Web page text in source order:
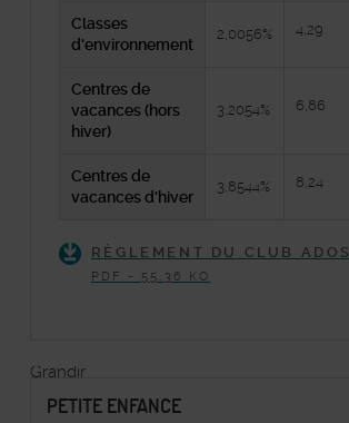
Classes
d'environnement
2,0056% 4,29
Centres de
vacances (hors
hiver)
3,2054% 6,86
Centres de
vacances d'hiver
3,8544% 8,24
RÈGLEMENT DU CLUB ADOS
PDF - 55.36 KO
Grandir
PETITE ENFANCE